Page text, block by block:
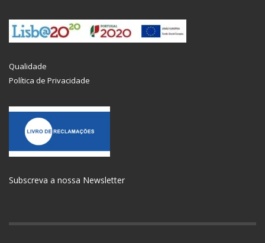
Qualidade
Política de Privacidade
Subscreva a nossa Newsletter